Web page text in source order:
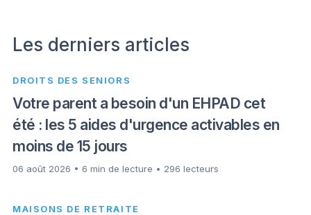
Les derniers articles
DROITS DES SENIORS
Votre parent a besoin d'un EHPAD cet
été : les 5 aides d'urgence activables en
moins de 15 jours
06 août 2026 • 6 min de lecture • 296 lecteurs
MAISONS DE RETRAITE